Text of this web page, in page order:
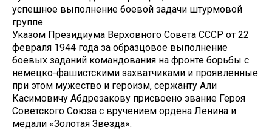
успешное выполнение боевой задачи штурмовой
группе.
Указом Президиума Верховного Совета СССР от 22
февраля 1944 года за образцовое выполнение
боевых заданий командования на фронте борьбы с
немецко-фашистскими захватчиками и проявленные
при этом мужество и героизм, сержанту Али
Касимовичу Абдрезакову присвоено звание Героя
Советского Союза с вручением ордена Ленина и
медали «Золотая Звезда».